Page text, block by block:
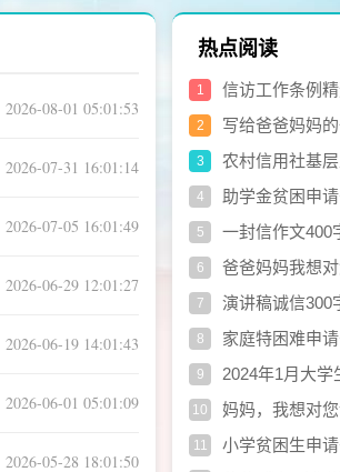
2026-08-01 05:01:53
2026-07-31 16:01:14
2026-07-05 16:01:49
2026-06-29 12:01:27
2026-06-19 14:01:43
2026-06-01 05:01:09
2026-05-28 18:01:50
热点阅读
1 信访工作条例
2 写给爸爸妈妈
3 农村信用社基
4 助学金贫困申
5 一封信作文400
6 爸爸妈妈我想
7 演讲稿诚信300
8 家庭特困难申
9 2024年1月大
10 妈妈，我想对
11 小学贫困生申